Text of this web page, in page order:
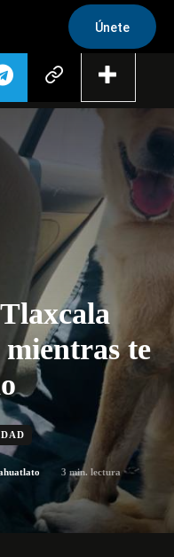
Únete
te
3 min. lectura